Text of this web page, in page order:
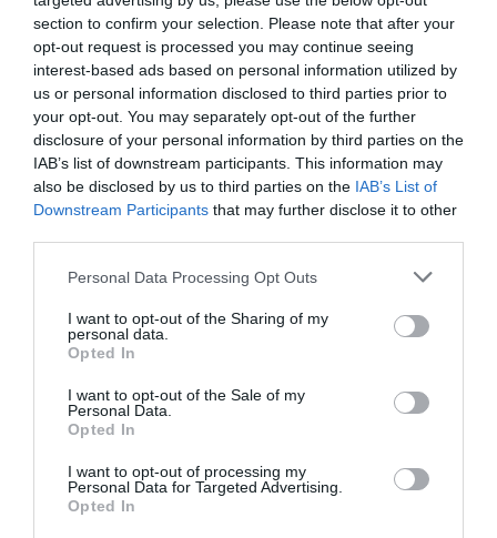
section to confirm your selection. Please note that after your
opt-out request is processed you may continue seeing
interest-based ads based on personal information utilized by
us or personal information disclosed to third parties prior to
your opt-out. You may separately opt-out of the further
disclosure of your personal information by third parties on the
IAB’s list of downstream participants. This information may
also be disclosed by us to third parties on the IAB’s List of
Downstream Participants that may further disclose it to other
Personal Data Processing Opt Outs
I want to opt-out of the Sharing of my
personal data.
Opted In
I want to opt-out of the Sale of my
Personal Data.
Opted In
I want to opt-out of processing my
Personal Data for Targeted Advertising.
Opted In
ΚΑΡΥΟΦΥΛΛΙΑ ΚΑΡΑΜΠΕΤΗ
ΛΟΥΚΙΑ ΜΙΧΑΛΟΠΟΥΛΟΥ
ΡΕΝΗ ΠΙΤΤΑΚΗ
Newsletter
Κάθε βδομάδα στο e-mail σας τα τελευταία νέα για
την Τέχνη και τον Πολιτισμό!
Ακολουθήστε το Culturenow.gr